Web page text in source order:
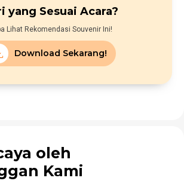
yang Sesuai Acara?
Lihat Rekomendasi Souvenir Ini!
Download Sekarang!
oleh
Kami